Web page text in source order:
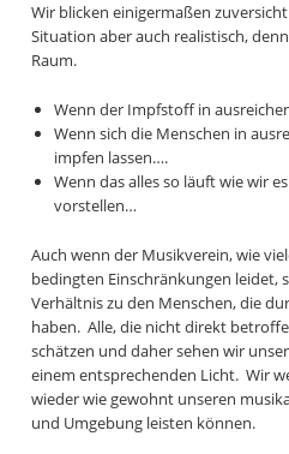
Wir blicken einigermaßen
Situation aber auch realistisch, denn
Raum.
Wenn der Impfstoff in
Wenn sich die Menschen in
impfen lassen….
Wenn das alles so läuft wie wir
vorstellen…
Auch wenn der Musikverein, wie
bedingten Einschränkungen leidet,
Verhältnis zu den Menschen, die
haben. Alle, die nicht direkt
schätzen und daher sehen wir
einem entsprechenden Licht. Wir
wieder wie gewohnt unseren
und Umgebung leisten können.